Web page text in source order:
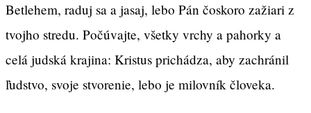
Betlehem, raduj sa a jasaj, lebo Pán čoskoro zažiari z
tvojho stredu. Počúvajte, všetky vrchy a pahorky a
celá judská krajina: Kristus prichádza, aby zachránil
ľudstvo, svoje stvorenie, lebo je milovník človeka.